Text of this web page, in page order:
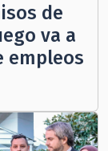
de
va a
empleos